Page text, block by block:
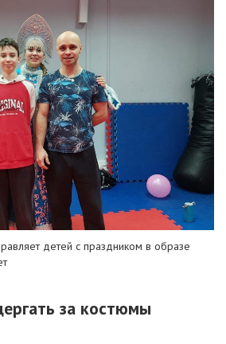
детей с праздником в образе
за костюмы